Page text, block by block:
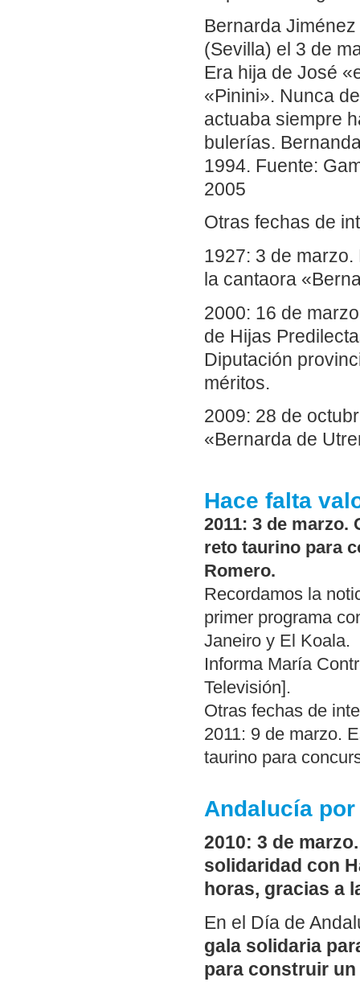
Bernarda
(Sevilla) el 3 de
Era hija de José
«Pinini». Nunca
actuaba siempre
bulerías.
1994. Fuente:
2005
Otras fechas de
1927: 3 de
la cantaora
2000: 16 de
de Hijas
Diputación
méritos.
2009: 28 de
«Bernarda de
Hace falta
2011: 3 de marzo.
reto taurino para
Romero.
Recordamos la
primer programa
Janeiro y El Koala.
Informa María
Televisión].
Otras fechas de
2011: 9 de marzo.
taurino para
Andalucía
2010: 3 de
solidaridad con
horas, gracias a
En el Día de
gala solidaria
para construir